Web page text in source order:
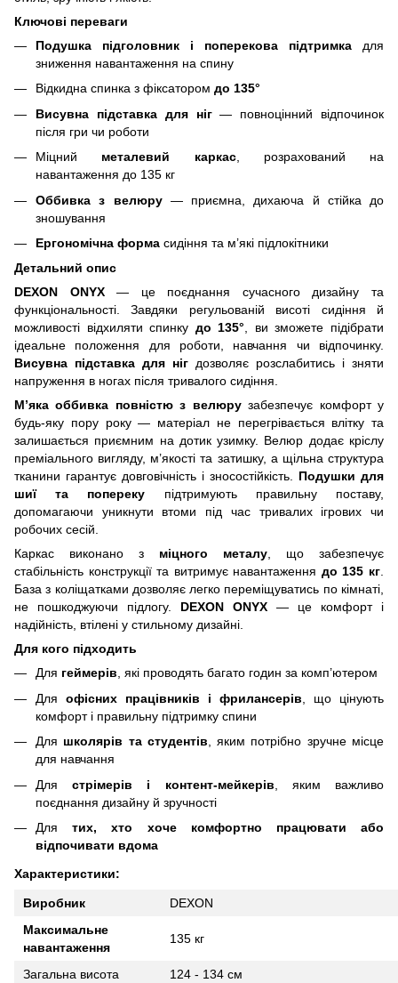
Ключові переваги
Подушка підголовник і поперекова підтримка для
зниження навантаження на спину
Відкидна спинка з фіксатором до 135°
Висувна підставка для ніг— повноцінний відпочинок
після гри чи роботи
Міцний металевий каркас, розрахований на
навантаження до 135 кг
Оббивка з велюру— приємна, дихаюча й стійка до
зношування
Ергономічна форма сидіння та м’які підлокітники
Детальний опис
DEXON ONYX— це поєднання сучасного дизайну та
функціональності. Завдяки регульованій висоті сидіння й
можливості відхиляти спинку до 135°, ви зможете підібрати
ідеальне положення для роботи, навчання чи відпочинку.
Висувна підставка для ніг дозволяє розслабитись і зняти
напруження в ногах після тривалого сидіння.
М’яка оббивка повністю з велюрузабезпечує комфорт у
будь-яку пору року — матеріал не перегрівається влітку та
залишається приємним на дотик узимку. Велюр додає кріслу
преміального вигляду, м’якості та затишку, а щільна структура
тканини гарантує довговічність і зносостійкість. Подушки для
шиї та попереку підтримують правильну поставу,
допомагаючи уникнути втоми під час тривалих ігрових чи
робочих сесій.
Каркас виконано з міцного металу, що забезпечує
стабільність конструкції та витримує навантаження до 135 кг.
База з коліщатками дозволяє легко переміщуватись по кімнаті,
не пошкоджуючи підлогу. DEXON ONYX — це комфорт і
надійність, втілені у стильному дизайні.
Для кого підходить
Для геймерів, які проводять багато годин за комп’ютером
Для офісних працівників і фрилансерів , що цінують
комфорт і правильну підтримку спини
Для школярів та студентів , яким потрібно зручне місце
для навчання
Длястрімерів і контент-мейкерів , яким важливо
поєднання дизайну й зручності
Длятих, хто хоче комфортно працювати або
відпочивати вдома
Характеристики:
Виробник
DEXON
Максимальне
навантаження
135 кг
Загальна висота
124 - 134 см